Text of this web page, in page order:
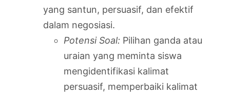
yang santun, persuasif, dan efektif
dalam negosiasi.
Potensi Soal: Pilihan ganda atau
uraian yang meminta siswa
mengidentifikasi kalimat
persuasif, memperbaiki kalimat